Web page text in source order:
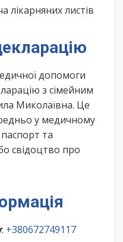
листів
допомоги
з сімейним
Миколаївна. Це
у медичному
та
свідоцтво про
: +380672749117